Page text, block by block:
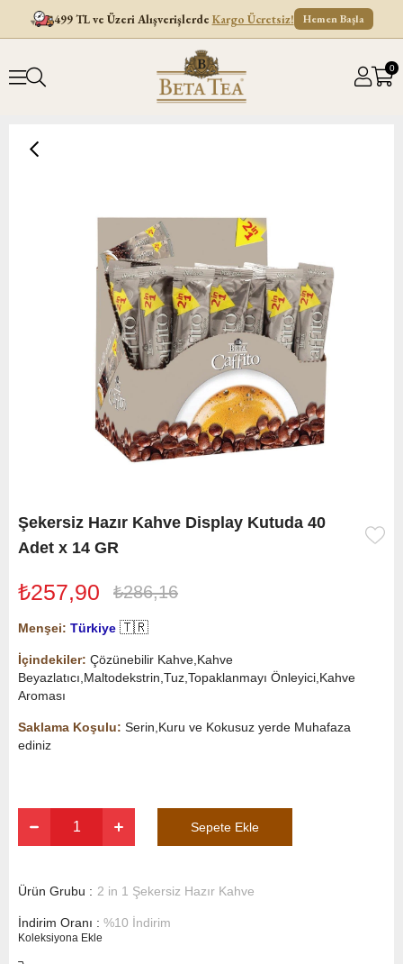
499 TL ve Üzeri Alışverişlerde Kargo Ücretsiz! Hemen Başla
0
Şekersiz Hazır Kahve Display Kutuda 40
Adet x 14 GR
₺286,16
₺257,90
Menşei: Türkiye 🇹🇷
İçindekiler: Çözünebilir Kahve,Kahve
Beyazlatıcı,Maltodekstrin,Tuz,Topaklanmayı Önleyici,Kahve
Aroması
Saklama Koşulu: Serin,Kuru ve Kokusuz yerde Muhafaza
ediniz
Ürün Grubu : 2 in 1 Şekersiz Hazır Kahve
İndirim Oranı : %10 İndirim
Koleksiyona Ekle